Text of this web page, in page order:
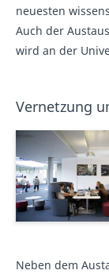
neuesten
Auch der
wird an der
Vernetzung
Neben dem